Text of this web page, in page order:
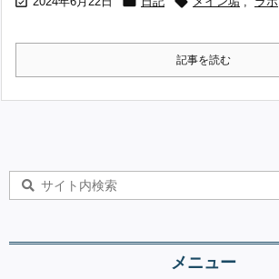
記事を読む
メニュー